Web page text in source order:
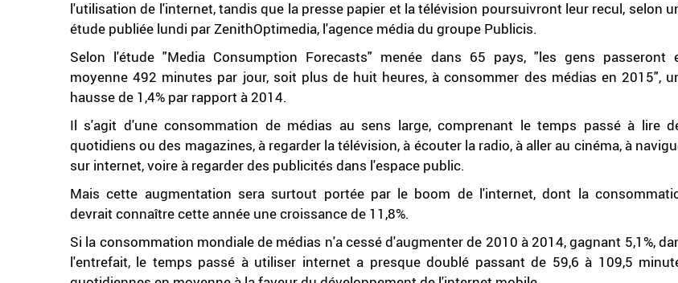
l'utilisation de l'internet, tandis que la presse papier et la télévision poursuivront leur recul, selon
étude publiée lundi par ZenithOptimedia, l'agence média du groupe Publicis.
Selon l'étude "Media Consumption Forecasts" menée dans 65 pays, "les gens passeront
moyenne 492 minutes par jour, soit plus de huit heures, à consommer des médias en 2015",
hausse de 1,4% par rapport à 2014.
Il s'agit d'une consommation de médias au sens large, comprenant le temps passé à lire
quotidiens ou des magazines, à regarder la télévision, à écouter la radio, à aller au cinéma, à
sur internet, voire à regarder des publicités dans l'espace public.
Mais cette augmentation sera surtout portée par le boom de l'internet, dont la
devrait connaître cette année une croissance de 11,8%.
Si la consommation mondiale de médias n'a cessé d'augmenter de 2010 à 2014, gagnant 5,1%,
l'entrefait, le temps passé à utiliser internet a presque doublé passant de 59,6 à 109,5